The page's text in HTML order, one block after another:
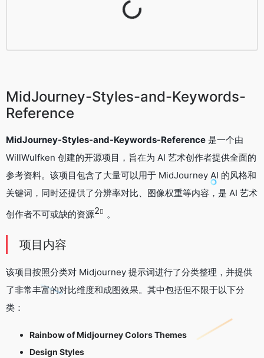
Loading...
MidJourney-Styles-and-Keywords-
Reference
MidJourney-Styles-and-Keywords-Reference 是一个由
WillWulfken 创建的开源项目，旨在为 AI 艺术创作者提供全面的
参考资料。该项目包含了大量可以用于 MidJourney AI 的风格和
关键词，同时还提供了分辨率对比、图像权重等内容，是 AI 艺术
创作者不可或缺的资源2 。
项目内容
该项目按照分类对 Midjourney 提示词进行了分类整理，并提供
了非常丰富的对比维度和成图效果。其中包括但不限于以下分
类：
Rainbow of Midjourney Colors Themes
Design Styles